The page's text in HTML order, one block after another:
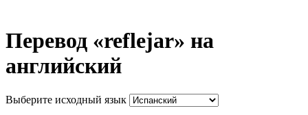
Перевод «reflejar» на
английский
Выберите исходный язык